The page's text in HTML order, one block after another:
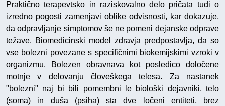
Praktično terapevtsko in raziskovalno delo pričata tudi o
izredno pogosti zamenjavi oblike odvisnosti, kar dokazuje,
da odpravljanje simptomov še ne pomeni dejanske odprave
težave. Biomedicinski model zdravja predpostavlja, da so
vse bolezni povezane s specifičnimi biokemijskimi vzroki v
organizmu. Bolezen obravnava kot posledico določene
motnje v delovanju človeškega telesa. Za nastanek
"bolezni" naj bi bili pomembni le biološki dejavniki, telo
(soma) in duša (psiha) sta dve ločeni entiteti, brez